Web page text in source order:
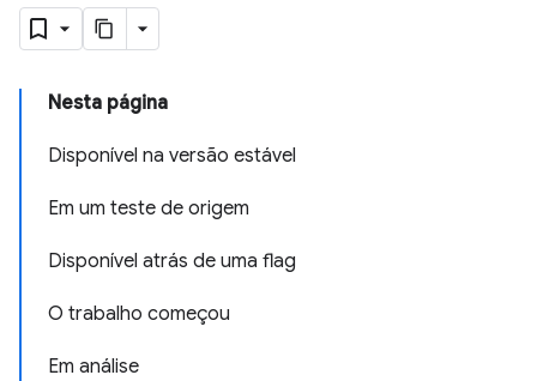
Nesta página
Disponível na versão estável
Em um teste de origem
Disponível atrás de uma flag
O trabalho começou
Em análise